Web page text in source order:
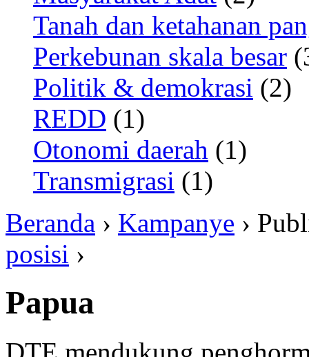
Tanah dan ketahanan
Perkebunan skala besar
Politik & demokrasi (2)
REDD (1)
Otonomi daerah (1)
Transmigrasi (1)
Beranda › Kampanye ›
posisi ›
Papua